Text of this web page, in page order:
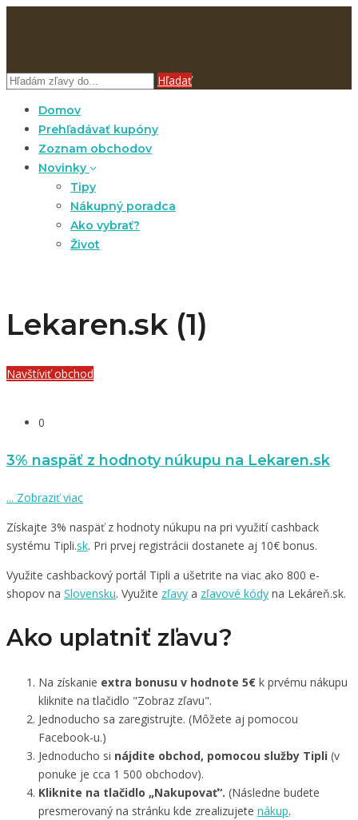
Hľadať
Domov
Prehľadávať kupóny
Zoznam obchodov
Novinky
Tipy
Nákupný poradca
Ako vybrať?
Život
Lekaren.sk (1)
Navštíviť obchod
0
3% naspäť z hodnoty núkupu na Lekaren.sk
... Zobraziť viac
Získajte 3% naspäť z hodnoty núkupu na pri využití cashback
systému Tipli.sk. Pri prvej registrácii dostanete aj 10€ bonus.
Využite cashbackový portál Tipli a ušetrite na viac ako 800 e-
shopov na Slovensku. Využite zľavy a zľavové kódy na Lekáreň.sk.
Ako uplatniť zľavu?
Na získanie extra bonusu v hodnote 5€ k prvému nákupu
kliknite na tlačidlo "Zobraz zľavu".
Jednoducho sa zaregistrujte. (Môžete aj pomocou
Facebook-u.)
Jednoducho si nájdite obchod, pomocou služby Tipli (v
ponuke je cca 1 500 obchodov).
Kliknite na tlačidlo „Nakupovať“. (Následne budete
presmerovaný na stránku kde zrealizujete nákup.